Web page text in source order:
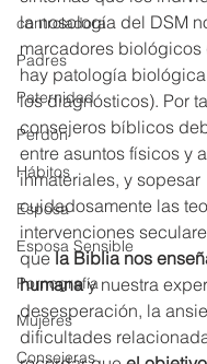
controladora
Padres
Paternidad
Perdón
Hábitos
Esposa
Esposa Sensible
Pornografía
Mujeres
Consejeras
la nosología del DSM
marcadores biológicos
hay patología
los diagnósticos). Por
consejeros bíblicos
entre asuntos físicos y
inmateriales, y sopesar
cuidadosamente las
intervenciones
que la Biblia nos
humana y nuestra
desesperación, la
dificultades